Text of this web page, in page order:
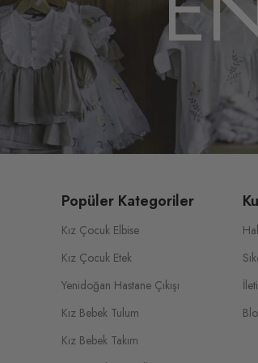
Popüler Kategoriler
Kız Çocuk Elbise
Kız Çocuk Etek
Yenidoğan Hastane Çıkışı
Kız Bebek Tulum
Kız Bebek Takım